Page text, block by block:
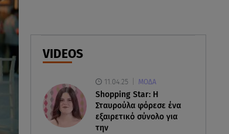
κούραση του χειμώνα»
06.08.26 , 20:04
Σαμοθράκη: Συγκλονιστική
διάσωση 15χρονης από
δύσβατο φαράγγι
VIDEOS
11.04.25 ΜΟΔΑ
Shopping Star: Η
Σταυρούλα φόρεσε ένα
εξαιρετικό σύνολο για
την